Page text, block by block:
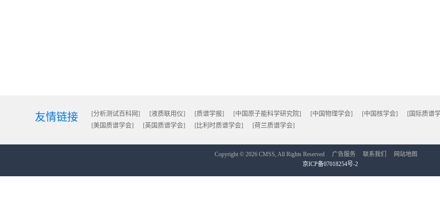
友情链接 [分析测试百科网] [液质联用仪] [质谱学报] [中国原子能科学研究院] [中国物理学会] [中国核学会] [国际质谱
[美国质谱学会]
[英国质谱学会] [比利时质谱学会] [荷兰质谱学会]
Copyright © 2026 CMSS, All Rights Reserved 广告服务 联系我们
网站地图
京ICP备07018254号-2